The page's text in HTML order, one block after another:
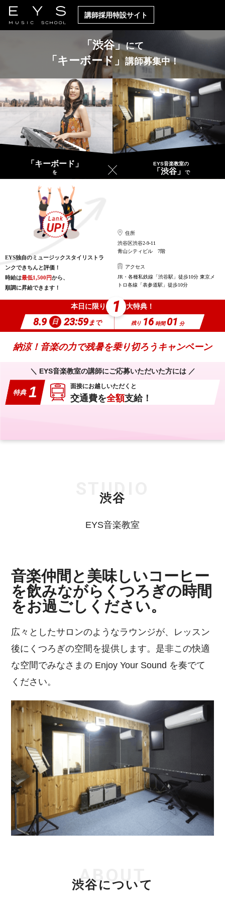
講師採用特設サイト
「渋谷」にて
「キーボード」講師募集中！
「キーボード」
を
EYS独自のミュージックスタイリストラ
ンクできちんと評価！
時給は最低1,500円から、
順調に昇給できます！
EYS音楽教室の
「渋谷」 で
住所
渋谷区渋谷2-9-11
青山シティビル 7階
アクセス
JR・各種私鉄線「渋谷駅」徒歩10分 東京メ
トロ各線「表参道駅」徒歩10分
8.9 日 23:59まで
本日に限り 1 大特典！
残り 16 時間 01 分
納涼！音楽の力で残暑を乗り切ろうキャンペーン
＼ EYS音楽教室の講師にご応募いただいた方には ／
特典 1 面接にお越しいただくと
交通費を全額支給！
渋谷
STUDIO
EYS音楽教室
音楽仲間と美味しいコーヒー
を飲みながらくつろぎの時間
をお過ごしください。
広々としたサロンのようなラウンジが、レッスン
後にくつろぎの空間を提供します。是非この快適
な空間でみなさまの Enjoy Your Sound を奏でて
ください。
渋谷について
ABOUT